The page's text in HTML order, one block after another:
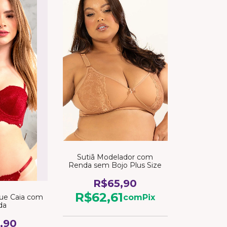
Caia com
Sutiã Modelador com
Renda sem Bojo Plus Size
R$65,90
R$62,61com Pix